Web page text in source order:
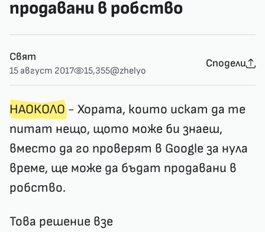
продавани в робство
Свят
15 август 2017 15,355@zhelyo
Сподели
НАОКОЛО- Хората, които искат да те
питат нещо, щото може би знаеш,
вместо да го проверят в Google за нула
време, ще може да бъдат продавани в
робство.
Това решение взе